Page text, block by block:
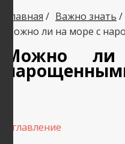
Главная / Важно знать /
Можно ли на море с
Можно
Оглавление